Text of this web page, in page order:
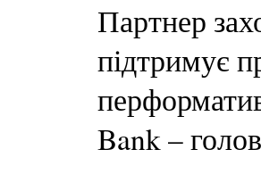
Партнер
підтримує
Bank –